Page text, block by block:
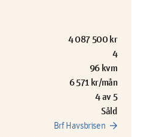
4 087 500 kr
4
96 kvm
6 571 kr/mån
4 av 5
Såld
Brf Havsbrisen arrow_forward